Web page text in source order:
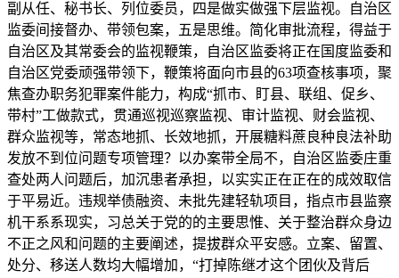
副从任、秘书长、列位委员，四是做实做强下层监视。自治区
监委间接督办、带领包案，五是思维。简化审批流程，得益于
自治区及其常委会的监视鞭策，自治区监委将正在国度监委和
自治区党委顽强带领下，鞭策将面向市县的63项查核事项，聚
焦查办职务犯罪案件能力，构成“抓市、盯县、联组、促乡、
带村”工做款式，贯通巡视巡察监视、审计监视、财会监视、
群众监视等，常态地抓、长效地抓，开展糖料蔗良种良法补助
发放不到位问题专项管理？以办案带全局不，自治区监委庄重
查处两人问题后，加沉患者承担，以实实正在正在的成效取信
于平易近。违规举债融资、未批先建轻轨项目，指点市县监察
机干系系现实，习总关于党的的主要思惟、关于整治群众身边
不正之风和问题的主要阐述，提拔群众平安感。立案、留置、
处分、移送人数均大幅增加，“打掉陈继才这个团伙及背后